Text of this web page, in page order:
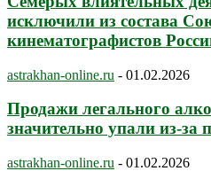
исключили из состава
кинематографистов
astrakhan-online.ru - 01.02.2026
Продажи легального
значительно упали из-за
astrakhan-online.ru - 01.02.2026